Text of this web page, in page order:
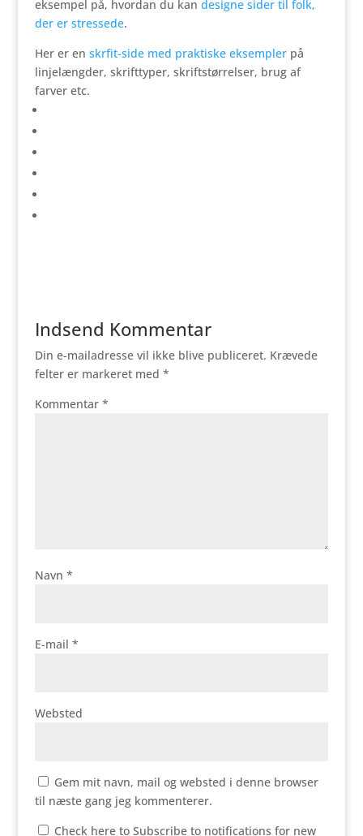
eksempel på, hvordan du kan designe sider til folk,
der er stressede.
Her er en skrfit-side med praktiske eksemplerpå
linjelængder, skrifttyper, skriftstørrelser, brug af
farver etc.
Indsend Kommentar
Din e-mailadresse vil ikke blive publiceret. Krævede
felter er markeret med *
Kommentar *
Navn *
E-mail *
Websted
Gem mit navn, mail og websted i denne browser
til næste gang jeg kommenterer.
Check here to Subscribe to notifications for new